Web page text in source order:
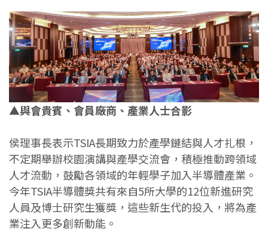
▲與會貴賓、會員廠商、產業人士合影
侯理事長表示TSIA長期致力於產學鏈結與人才扎根，
不定期舉辦校園演講與產學交流會，積極推動跨領域
人才流動，鼓勵各領域的年輕學子加入半導體產業。
今年TSIA半導體獎共有來自5所大學的12位新進研究
人員及博士研究生獲獎，這些新生代的投入，將為產
業注入更多創新動能。